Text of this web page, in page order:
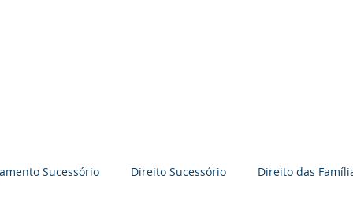
Sucessório Direito Sucessório Direito das